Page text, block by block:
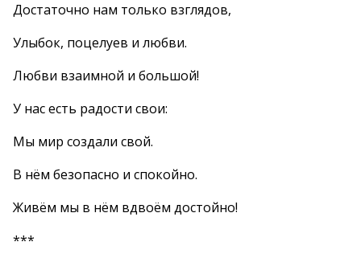
Достаточно нам только взглядов,
Улыбок, поцелуев и любви.
Любви взаимной и большой!
У нас есть радости свои:
Мы мир создали свой.
В нём безопасно и спокойно.
Живём мы в нём вдвоём достойно!
***